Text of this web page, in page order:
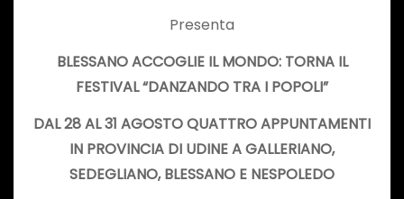
Presenta
BLESSANO ACCOGLIE IL MONDO: TORNA IL
FESTIVAL “DANZANDO TRA I POPOLI”
DAL 28 AL 31 AGOSTO QUATTRO APPUNTAMENTI
IN PROVINCIA DI UDINE A GALLERIANO,
SEDEGLIANO, BLESSANO E NESPOLEDO